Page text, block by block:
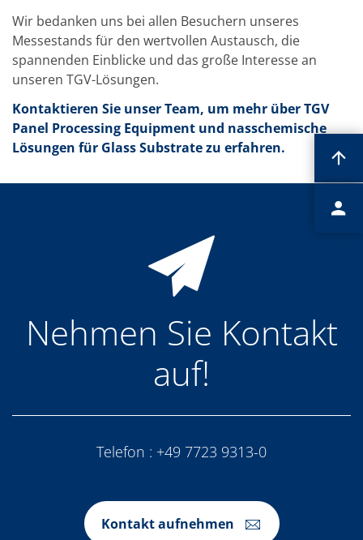
Wir bedanken uns bei allen Besuchern unseres
Messestands für den wertvollen Austausch, die
spannenden Einblicke und das große Interesse an
unseren TGV-Lösungen.
Kontaktieren Sie unser Team, um mehr über TGV
Panel Processing Equipment und nasschemische
Lösungen für Glass Substrate zu erfahren.
Nehmen Sie Kontakt
auf!
Telefon : +49 7723 9313-0
Kontakt aufnehmen